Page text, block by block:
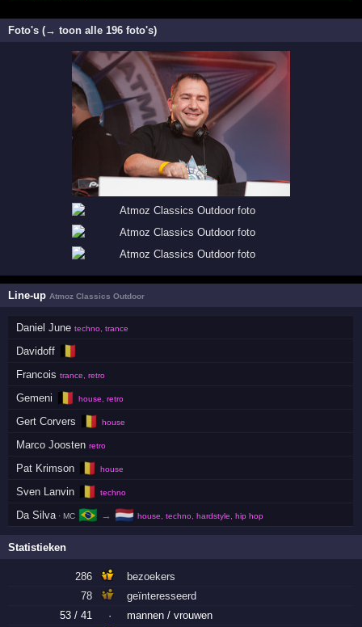
Foto's (→ toon alle 196 foto's)
Line-up Atmoz Classics Outdoor
Daniel June techno, trance
Davidoff 🇧🇪
Francois trance, retro
Gemeni 🇧🇪 house, retro
Gert Corvers 🇧🇪 house
Marco Joosten retro
Pat Krimson 🇧🇪 house
Sven Lanvin 🇧🇪 techno
Da Silva · MC 🇧🇷 → 🇳🇱 house, techno, hardstyle, hip hop
Statistieken
286
bezoekers
78
geïnteresseerd
53 / 41
·
mannen / vrouwen